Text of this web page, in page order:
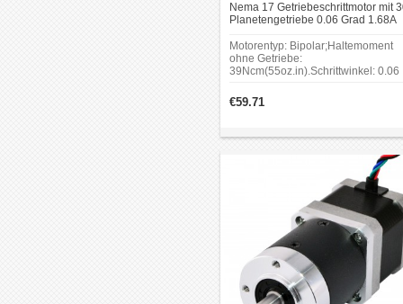
Nema 17 Getriebeschrittmotor mit
Planetengetriebe 0.06 Grad 1.68A
Motorentyp: Bipolar;Haltemoment
ohne Getriebe:
39Ncm(55oz.in).Schrittwinkel: 0.06
Zahnspiel bei Nulllast: <=25
bogenminuten.Rahmengröße: 42 x
€59.71